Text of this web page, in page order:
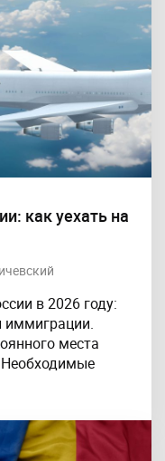
как уехать на
в 2026 году:
иммиграции.
места